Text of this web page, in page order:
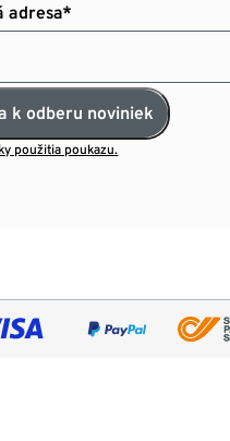
adresa*
k odberu noviniek
použitia poukazu.